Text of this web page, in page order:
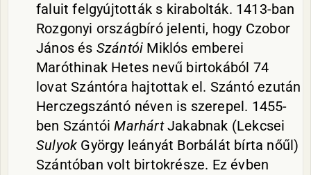
faluit felgyújtották s kirabolták. 1413-ban
Rozgonyi országbíró jelenti, hogy Czobor
János és Szántói Miklós emberei
Maróthinak Hetes nevű birtokából 74
lovat Szántóra hajtottak el. Szántó ezután
Herczegszántó néven is szerepel. 1455-
ben SzántóiMarhártJakabnak (Lekcsei
Sulyok György leányát Borbálát bírta nőűl)
Szántóban volt birtokrésze. Ez évben